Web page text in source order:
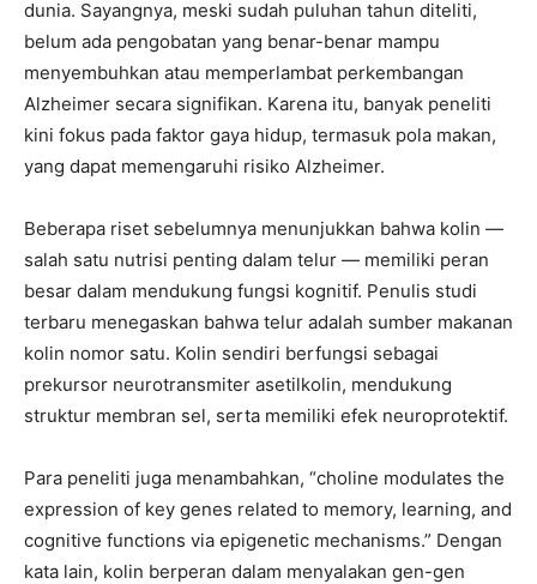
dunia. Sayangnya, meski sudah puluhan tahun diteliti,
belum ada pengobatan yang benar-benar mampu
menyembuhkan atau memperlambat perkembangan
Alzheimer secara signifikan. Karena itu, banyak peneliti
kini fokus pada faktor gaya hidup, termasuk pola makan,
yang dapat memengaruhi risiko Alzheimer.
Beberapa riset sebelumnya menunjukkan bahwa kolin —
salah satu nutrisi penting dalam telur — memiliki peran
besar dalam mendukung fungsi kognitif. Penulis studi
terbaru menegaskan bahwa telur adalah sumber makanan
kolin nomor satu. Kolin sendiri berfungsi sebagai
prekursor neurotransmiter asetilkolin, mendukung
struktur membran sel, serta memiliki efek neuroprotektif.
Para peneliti juga menambahkan, “choline modulates the
expression of key genes related to memory, learning, and
cognitive functions via epigenetic mechanisms.” Dengan
kata lain, kolin berperan dalam menyalakan gen-gen